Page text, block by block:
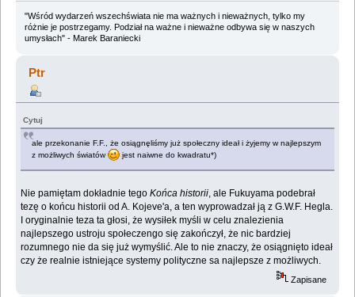
"Wśród wydarzeń wszechświata nie ma ważnych i nieważnych, tylko my
różnie je postrzegamy. Podział na ważne i nieważne odbywa się w naszych
umysłach" - Marek Baraniecki
Ptr
Cytuj
ale przekonanie F.F., że osiągnęliśmy już społeczny ideał i żyjemy w najlepszym
z możliwych światów
jest naiwne do kwadratu*)
Nie pamiętam dokładnie tegoKońca historii, ale Fukuyama podebrał
tezę o końcu historii od A. Kojeve'a, a ten wyprowadzał ją z G.W.F. Hegla.
I oryginalnie teza ta głosi, że wysiłek myśli w celu znalezienia
najlepszego ustroju społeczengo się zakończył, że nic bardziej
rozumnego nie da się już wymyślić. Ale to nie znaczy, że osiągnięto ideał
czy że realnie istniejące systemy polityczne sa najlepsze z możliwych.
Zapisane